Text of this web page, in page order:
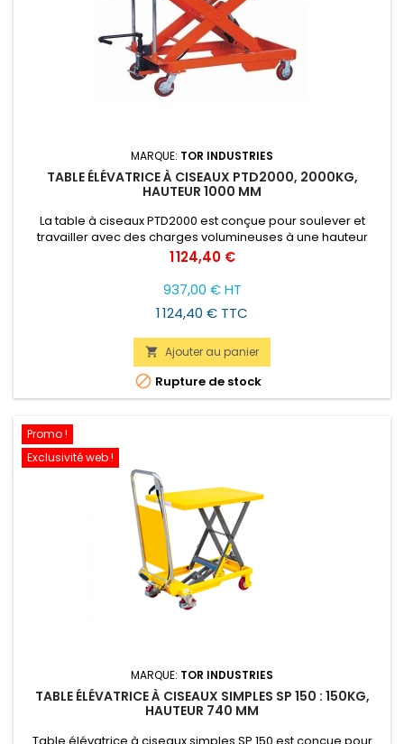
MARQUE: TOR INDUSTRIES
TABLE ÉLÉVATRICE À CISEAUX PTD2000, 2000KG,
HAUTEUR 1000 MM
La table à ciseaux PTD2000 est conçue pour soulever et
travailler avec des charges volumineuses à une hauteur
convenable pour l'opérateur ainsi que charger et décharger
Prix
1 124,40 €
937,00 € HT
1 124,40 € TTC
 Ajouter au panier
 Rupture de stock
Promo !
Exclusivité web !
MARQUE: TOR INDUSTRIES
TABLE ÉLÉVATRICE À CISEAUX SIMPLES SP 150 : 150KG,
HAUTEUR 740 MM